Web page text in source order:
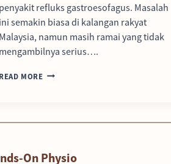
penyakit refluks gastroesofagus. Masalah
ini semakin biasa di kalangan rakyat
Malaysia, namun masih ramai yang tidak
mengambilnya serius….
READ MORE
On Physio